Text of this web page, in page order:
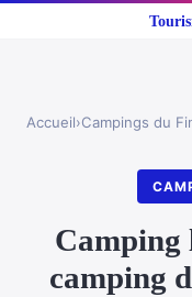
Accueil›Campings du
Camping
camping